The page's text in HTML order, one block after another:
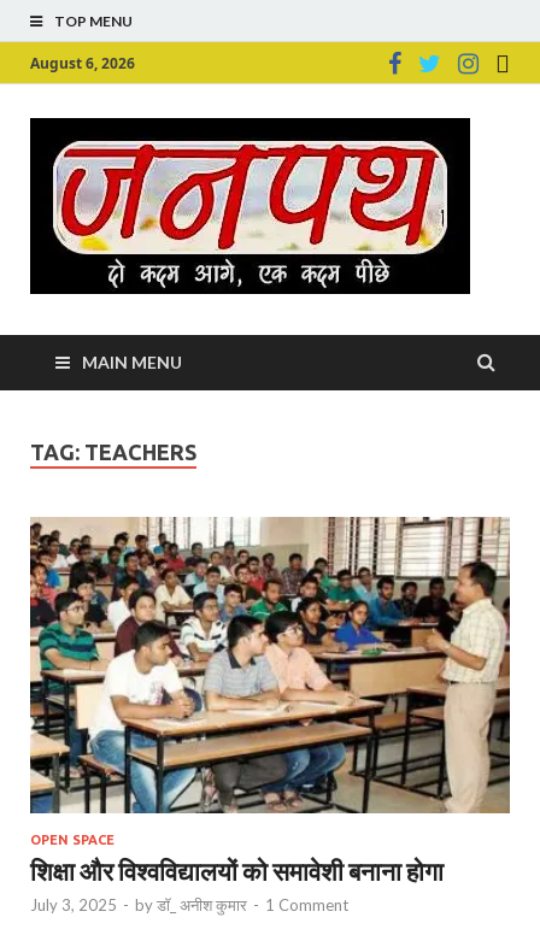
TOP MENU
August 6, 2026
MAIN MENU
TAG: TEACHERS
OPEN SPACE
शिक्षा और विश्वविद्यालयों को समावेशी बनाना होगा
July 3, 2025 - byडॉ_ अनीश कुमार - 1 Comment